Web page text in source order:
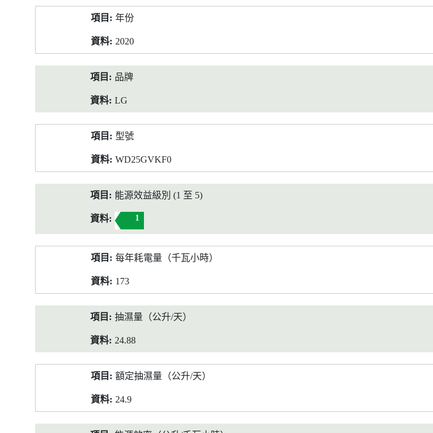
年份
2020
品牌
LG
型號
WD25GVKF0
能源效益級別 (1 至 5)
1
每年耗電量（千瓦小時）
173
抽濕量（公升/天）
24.88
額定抽濕量（公升/天）
24.9